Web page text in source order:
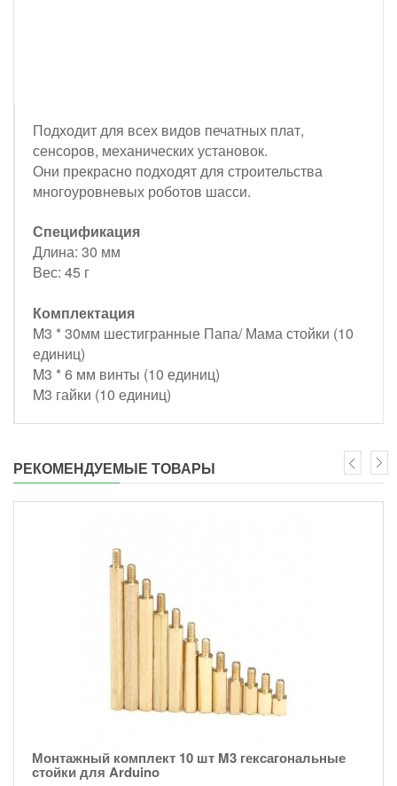
Подходит для всех видов печатных плат,
сенсоров, механических установок.
Они прекрасно подходят для строительства
многоуровневых роботов шасси.
Спецификация
Длина: 30 мм
Вес: 45 г
Комплектация
M3 * 30мм шестигранные Папа/ Мама стойки (10
единиц)
M3 * 6 мм винты (10 единиц)
M3 гайки (10 единиц)
РЕКОМЕНДУЕМЫЕ ТОВАРЫ
Монтажный комплект 10 шт M3 гексагональные
стойки для Arduino